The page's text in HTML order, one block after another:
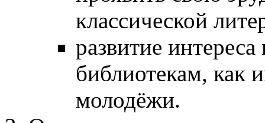
классической
развитие
библиотекам, как
молодёжи.